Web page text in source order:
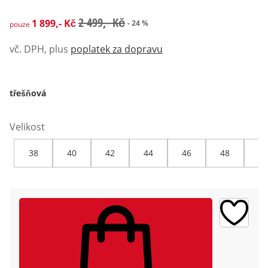
zlevněná cena: 1 899,- Kč, původní cena: 2 499,- Kč
pouze 1 899,- Kč2 499,- Kč - 24 %
vč. DPH, plus poplatek za dopravu
třešňová
Velikost
38 40 42 44 46 48